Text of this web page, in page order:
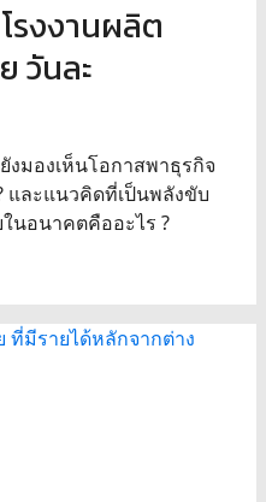
รงงานผลิต
วันละ
มองเห็นโอกาสพาธุรกิจ
และแนวคิดที่เป็นพลังขับ
นอนาคตคืออะไร ?